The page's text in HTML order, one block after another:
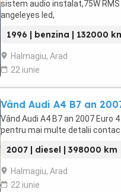
sistem audio instalat,75W
angeleyes led,
1996 | benzina | 132000
Halmagiu, Arad
22 iunie
Vând Audi A4 B7 an
Vând Audi A4 B7 an 2007 Euro
pentru mai multe detalii
2007 | diesel | 398000 km
Halmagiu, Arad
22 iunie